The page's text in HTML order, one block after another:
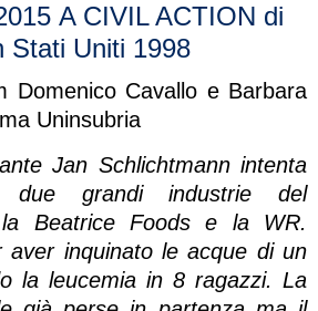
A CIVIL ACTION di
Stati Uniti 1998
Domenico Cavallo e Barbara
Uninsubria
Jan Schlichtmann intenta
grandi industrie del
la Beatrice Foods e la WR.
aver inquinato le acque di un
la leucemia in 8 ragazzi. La